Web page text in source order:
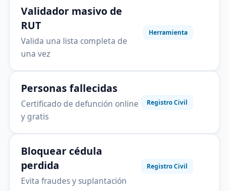
Validador masivo de
RUT
Valida una lista completa de
una vez
Herramienta
Personas fallecidas
Certificado de defunción online
y gratis
Registro Civil
Bloquear cédula
perdida
Evita fraudes y suplantación
Registro Civil